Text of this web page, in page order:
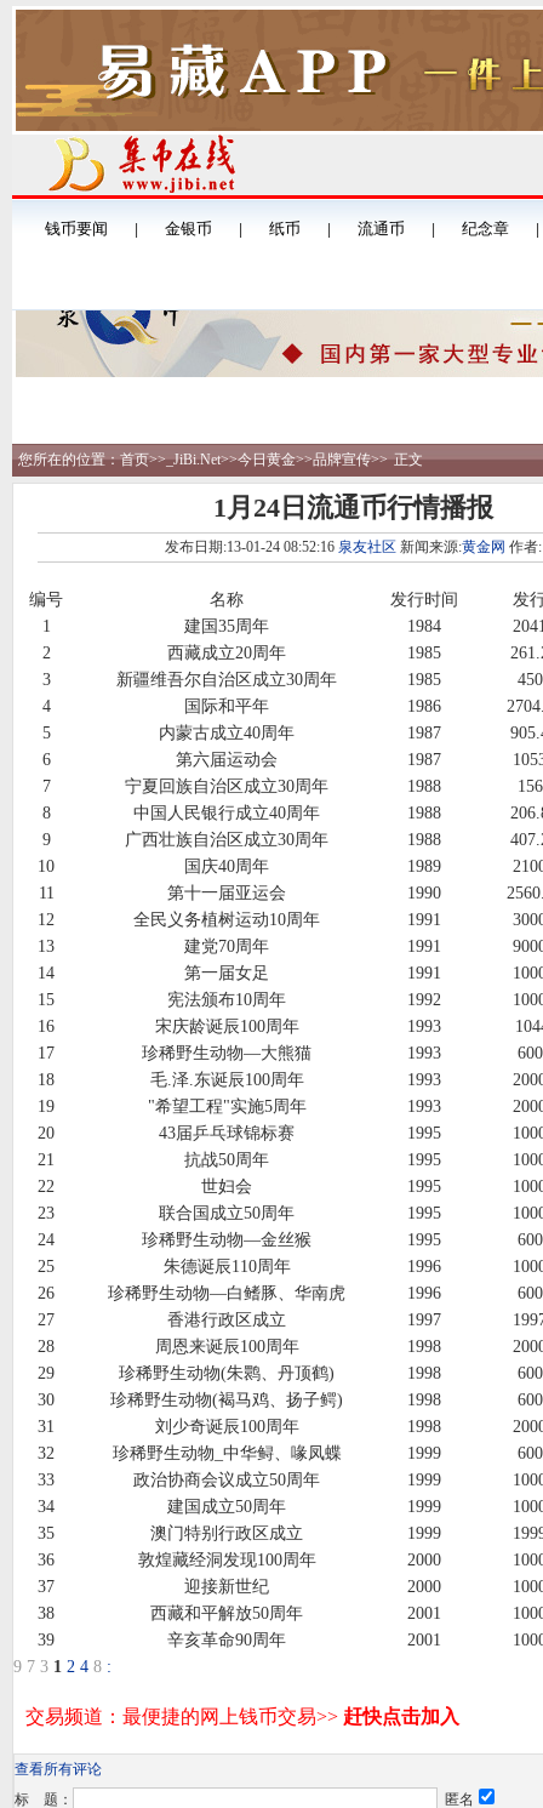
您所在的位置：首页>>_JiBi.Net>>今日黄金>>品牌宣传>> 正文
1月24日流通币行情播报
发布日期:13-01-24 08:52:16 泉友社区 新闻来源:黄金网 作者:
编号 名称 发行时间
发
1
建国35周年 1984
2
西藏成立20周年 1985
3
新疆维吾尔自治区成立30周年 1985
4
国际和平年 1986
5
内蒙古成立40周年 1987
6
第六届运动会 1987
7
宁夏回族自治区成立30周年 1988
8
中国人民银行成立40周年 1988
9
广西壮族自治区成立30周年 1988
10
国庆40周年 1989
11
第十一届亚运会 1990
12
全民义务植树运动10周年 1991
13
建党70周年 1991
14
第一届女足 1991
15
宪法颁布10周年 1992
16
宋庆龄诞辰100周年 1993
17
珍稀野生动物―大熊猫 1993
18
毛.泽.东诞辰100周年 1993
19
"希望工程"实施5周年 1993
20
43届乒乓球锦标赛 1995
21
抗战50周年 1995
22
世妇会 1995
23
联合国成立50周年 1995
24
珍稀野生动物―金丝猴 1995
25
朱德诞辰110周年 1996
26
珍稀野生动物―白鳍豚、华南虎 1996
27
香港行政区成立 1997
28
周恩来诞辰100周年 1998
29
珍稀野生动物(朱鹮、丹顶鹤) 1998
30
珍稀野生动物(褐马鸡、扬子鳄) 1998
31
刘少奇诞辰100周年 1998
32
珍稀野生动物_中华鲟、喙凤蝶 1999
33
政治协商会议成立50周年 1999
34
建国成立50周年 1999
35
澳门特别行政区成立 1999
36
敦煌藏经洞发现100周年 2000
37
迎接新世纪 2000
38
西藏和平解放50周年 2001
39
辛亥革命90周年 2001
9 7 3 1 2 4 8 :
查看所有评论
标 题：
匿名